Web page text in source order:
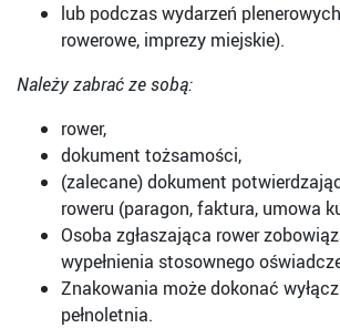
lub podczas wydarzeń
rowerowe, imprezy miejskie).
Należy zabrać ze sobą:
rower,
dokument tożsamości,
(zalecane) dokument
roweru (paragon, faktura, umowa
Osoba zgłaszająca rower
wypełnienia stosownego
Znakowania może dokonać
pełnoletnia.